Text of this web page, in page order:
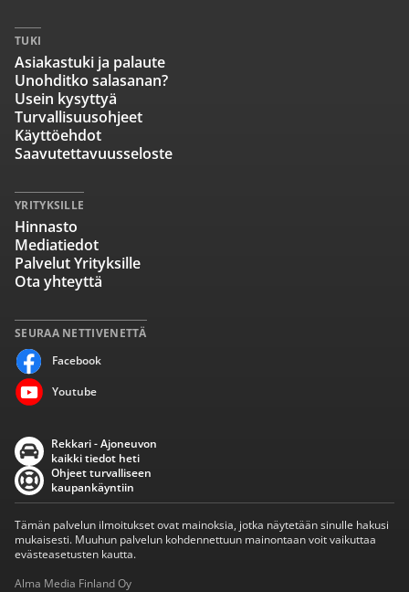
SEURAA NETTIVENETTÄ
Facebook
Youtube
TUKI
Asiakastuki ja palaute
Unohditko salasanan?
Usein kysyttyä
Turvallisuusohjeet
Käyttöehdot
Saavutettavuusseloste
YRITYKSILLE
Hinnasto
Mediatiedot
Palvelut Yrityksille
Ota yhteyttä
Rekkari - Ajoneuvon
kaikki tiedot heti
Ohjeet turvalliseen
kaupankäyntiin
Tämän palvelun ilmoitukset ovat mainoksia, jotka näytetään sinulle hakusi
mukaisesti. Muuhun palvelun kohdennettuun mainontaan voit vaikuttaa
evästeasetusten kautta.
Alma Media Finland Oy